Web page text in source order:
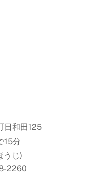
日和田125
15分
うじ)
2260